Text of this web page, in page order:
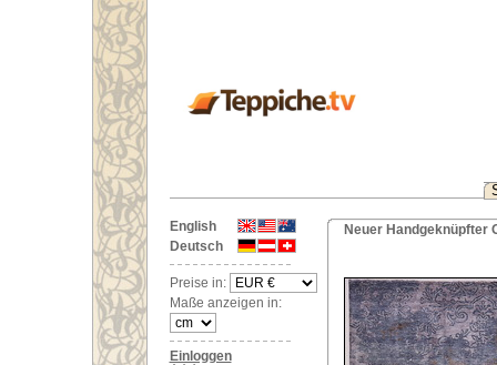
English
Deutsch
Preise in:
Maße anzeigen in:
Einloggen
Neuer Handgeknüpfter